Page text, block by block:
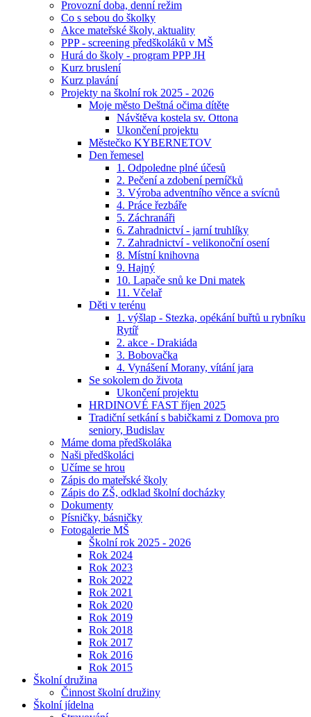
Provozní doba, denní režim
Co s sebou do školky
Akce mateřské školy, aktuality
PPP - screening předškoláků v MŠ
Hurá do školy - program PPP JH
Kurz bruslení
Kurz plavání
Projekty na školní rok 2025 - 2026
Moje město Deštná očima dítěte
Návštěva kostela sv. Ottona
Ukončení projektu
Městečko KYBERNETOV
Den řemesel
1. Odpoledne plné účesů
2. Pečení a zdobení perníčků
3. Výroba adventního věnce a svícnů
4. Práce řezbáře
5. Záchranáři
6. Zahradnictví - jarní truhlíky
7. Zahradnictví - velikonoční osení
8. Místní knihovna
9. Hajný
10. Lapače snů ke Dni matek
11. Včelař
Děti v terénu
1. výšlap - Stezka, opékání buřtů u rybníku
Rytíř
2. akce - Drakiáda
3. Bobovačka
4. Vynášení Morany, vítání jara
Se sokolem do života
Ukončení projektu
HRDINOVÉ FAST říjen 2025
Tradiční setkání s babičkami z Domova pro
seniory, Budislav
Máme doma předškoláka
Naši předškoláci
Učíme se hrou
Zápis do mateřské školy
Zápis do ZŠ, odklad školní docházky
Dokumenty
Písničky, básničky
Fotogalerie MŠ
Školní rok 2025 - 2026
Rok 2024
Rok 2023
Rok 2022
Rok 2021
Rok 2020
Rok 2019
Rok 2018
Rok 2017
Rok 2016
Rok 2015
Školní družina
Činnost školní družiny
Školní jídelna